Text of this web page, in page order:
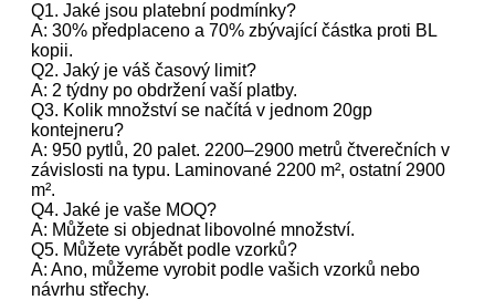
Q1. Jaké jsou platební podmínky?
A: 30% předplaceno a 70% zbývající částka proti BL
kopii.
Q2. Jaký je váš časový limit?
A: 2 týdny po obdržení vaší platby.
Q3. Kolik množství se načítá v jednom 20gp
kontejneru?
A: 950 pytlů, 20 palet. 2200–2900 metrů čtverečních v
závislosti na typu. Laminované 2200 m², ostatní 2900
m².
Q4. Jaké je vaše MOQ?
A: Můžete si objednat libovolné množství.
Q5. Můžete vyrábět podle vzorků?
A: Ano, můžeme vyrobit podle vašich vzorků nebo
návrhu střechy.